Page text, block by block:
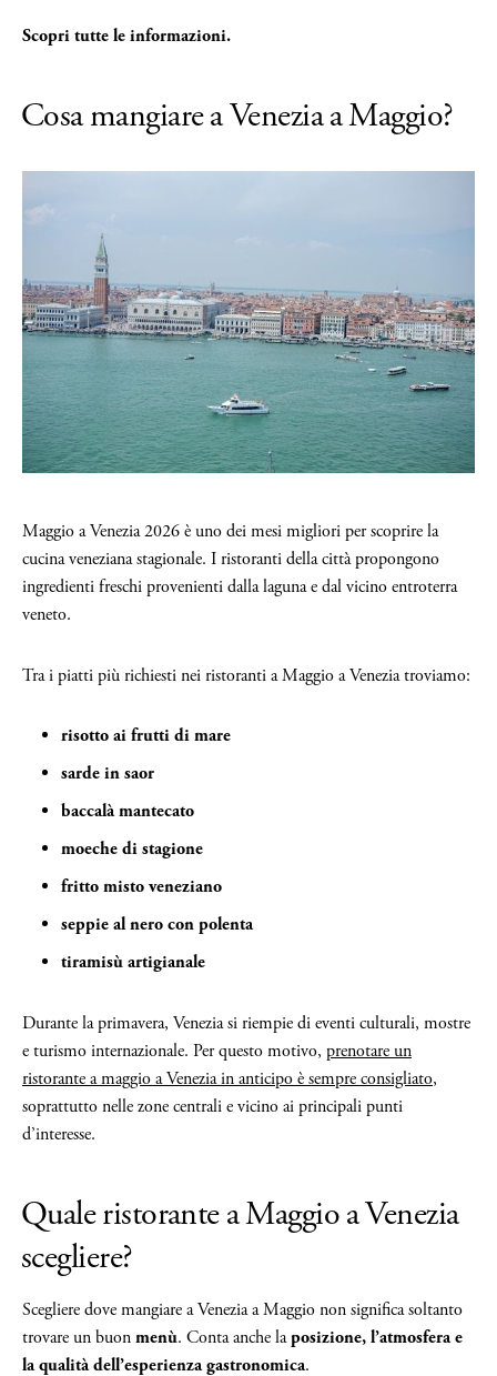
Scopri tutte le informazioni.
Cosa mangiare a Venezia a Maggio?
Maggio a Venezia 2026 è uno dei mesi migliori per scoprire la
cucina veneziana stagionale. I ristoranti della città propongono
ingredienti freschi provenienti dalla laguna e dal vicino entroterra
veneto.
Tra i piatti più richiesti nei ristoranti a Maggio a Venezia troviamo:
risotto ai frutti di mare
sarde in saor
baccalà mantecato
moeche di stagione
fritto misto veneziano
seppie al nero con polenta
tiramisù artigianale
Durante la primavera, Venezia si riempie di eventi culturali, mostre
e turismo internazionale. Per questo motivo, prenotare un
ristorante a maggio a Venezia in anticipo è sempre consigliato,
soprattutto nelle zone centrali e vicino ai principali punti
d’interesse.
Quale ristorante a Maggio a Venezia
scegliere?
Scegliere dove mangiare a Venezia a Maggio non significa soltanto
trovare un buonmenù. Conta anche laposizione, l’atmosfera e
la qualità dell’esperienza gastronomica.